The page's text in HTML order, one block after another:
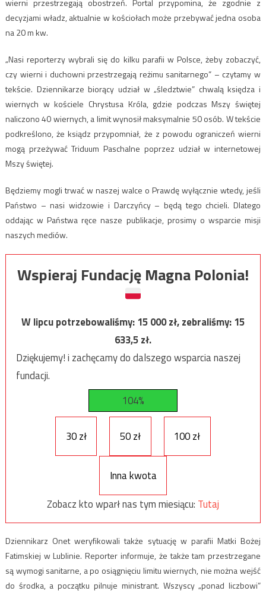
wierni przestrzegają obostrzeń. Portal przypomina, że zgodnie z
decyzjami władz, aktualnie w kościołach może przebywać jedna osoba
na 20 m kw.
„Nasi reporterzy wybrali się do kilku parafii w Polsce, żeby zobaczyć,
czy wierni i duchowni przestrzegają reżimu sanitarnego” – czytamy w
tekście. Dziennikarze biorący udział w „śledztwie” chwalą księdza i
wiernych w kościele Chrystusa Króla, gdzie podczas Mszy świętej
naliczono 40 wiernych, a limit wynosił maksymalnie 50 osób. W tekście
podkreślono, że ksiądz przypomniał, że z powodu ograniczeń wierni
mogą przeżywać Triduum Paschalne poprzez udział w internetowej
Mszy świętej.
Będziemy mogli trwać w naszej walce o Prawdę wyłącznie wtedy, jeśli
Państwo – nasi widzowie i Darczyńcy – będą tego chcieli. Dlatego
oddając w Państwa ręce nasze publikacje, prosimy o wsparcie misji
naszych mediów.
Wspieraj Fundację Magna Polonia!
W lipcu potrzebowaliśmy:15 000zł, zebraliśmy:15
633,5zł.
Dziękujemy! i zachęcamy do dalszego wsparcia naszej
fundacji.
104%
30 zł 50 zł 100 zł
Inna kwota
Zobacz kto wparł nas tym miesiącu: Tutaj
Dziennikarz Onet weryfikowali także sytuację w parafii Matki Bożej
Fatimskiej w Lublinie. Reporter informuje, że także tam przestrzegane
są wymogi sanitarne, a po osiągnięciu limitu wiernych, nie można wejść
do środka, a początku pilnuje ministrant. Wszyscy „ponad liczbowi”